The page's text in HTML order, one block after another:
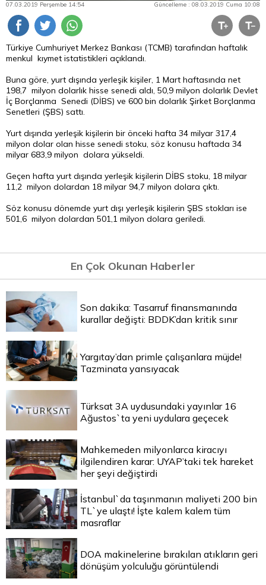
07.03.2019 Perşembe 14:54 Güncelleme : 08.03.2019 Cuma 10:08
Türkiye Cumhuriyet Merkez Bankası (TCMB) tarafından haftalık
menkul kıymet istatistikleri açıklandı.
Buna göre, yurt dışında yerleşik kişiler, 1 Mart haftasında net
198,7 milyon dolarlık hisse senedi aldı, 50,9 milyon dolarlık Devlet
İç Borçlanma Senedi (DİBS) ve 600 bin dolarlık Şirket Borçlanma
Senetleri (ŞBS) sattı.
Yurt dışında yerleşik kişilerin bir önceki hafta 34 milyar 317,4
milyon dolar olan hisse senedi stoku, söz konusu haftada 34
milyar 683,9 milyon dolara yükseldi.
Geçen hafta yurt dışında yerleşik kişilerin DİBS stoku, 18 milyar
11,2 milyon dolardan 18 milyar 94,7 milyon dolara çıktı.
Söz konusu dönemde yurt dışı yerleşik kişilerin ŞBS stokları ise
501,6 milyon dolardan 501,1 milyon dolara geriledi.
En Çok Okunan Haberler
Son dakika: Tasarruf finansmanında
kurallar değişti: BDDK’dan kritik sınır
Yargıtay’dan primle çalışanlara müjde!
Tazminata yansıyacak
Türksat 3A uydusundaki yayınlar 16
Ağustos`ta yeni uydulara geçecek
Mahkemeden milyonlarca kiracıyı
ilgilendiren karar: UYAP’taki tek hareket
her şeyi değiştirdi
İstanbul`da taşınmanın maliyeti 200 bin
TL`ye ulaştı! İşte kalem kalem tüm
masraflar
DOA makinelerine bırakılan atıkların geri
dönüşüm yolculuğu görüntülendi